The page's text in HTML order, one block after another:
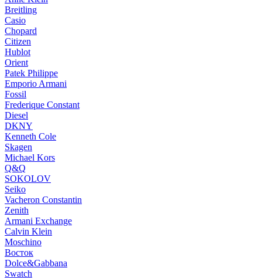
Breitling
Casio
Chopard
Citizen
Hublot
Orient
Patek Philippe
Emporio Armani
Fossil
Frederique Constant
Diesel
DKNY
Kenneth Cole
Skagen
Michael Kors
Q&Q
SOKOLOV
Seiko
Vacheron Constantin
Zenith
Armani Exchange
Calvin Klein
Moschino
Восток
Dolce&Gabbana
Swatch